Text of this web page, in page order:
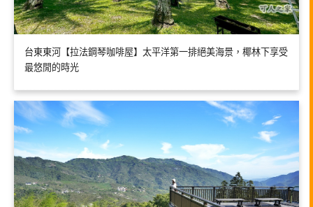
台東東河【拉法鋼琴咖啡屋】太平洋第一排絕美海景，椰林下享受
最悠閒的時光